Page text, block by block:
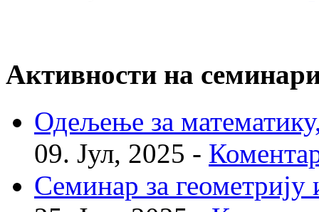
Активности на
Одељење за
09. Јул, 2025 -
Семинар за